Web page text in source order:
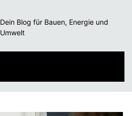
Dein Blog für Bauen, Energie und
Umwelt